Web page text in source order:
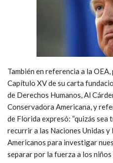
También en referencia a la
Capítulo XV de su carta
de Derechos Humanos, Al
Conservadora Americana, y
de Florida expresó: “quizás sea
recurrir a las Naciones Unidas
Americanos para investigar
separar por la fuerza a los niños